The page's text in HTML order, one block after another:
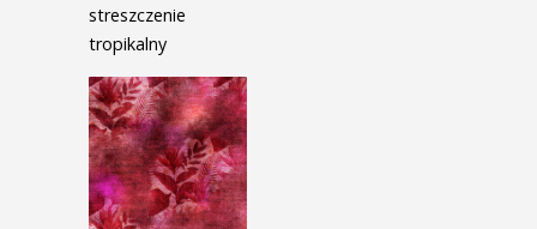
streszczenie
tropikalny